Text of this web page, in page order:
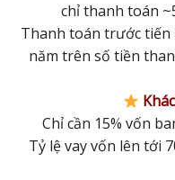
chỉ thanh toán
Thanh toán trước tiến
năm trên số tiền
Chỉ cần 15% vốn
Tỷ lệ vay vốn lên tới